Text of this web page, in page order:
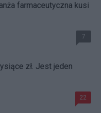
farmaceutyczna kusi
7
zł. Jest jeden
22